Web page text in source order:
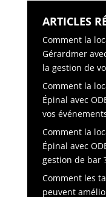
ARTICLES
Comment la
Gérardmer
la gestion de
Comment la
Épinal avec
vos
Comment la
Épinal avec
gestion de bar
Comment les
peuvent